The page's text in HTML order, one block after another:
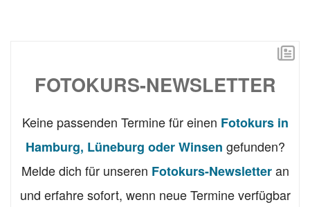
FOTOKURS-NEWSLETTER
Keine passenden Termine für einen Fotokurs in
Hamburg, Lüneburg oder Winsen gefunden?
Melde dich für unseren Fotokurs-Newsletteran
und erfahre sofort, wenn neue Termine verfügbar